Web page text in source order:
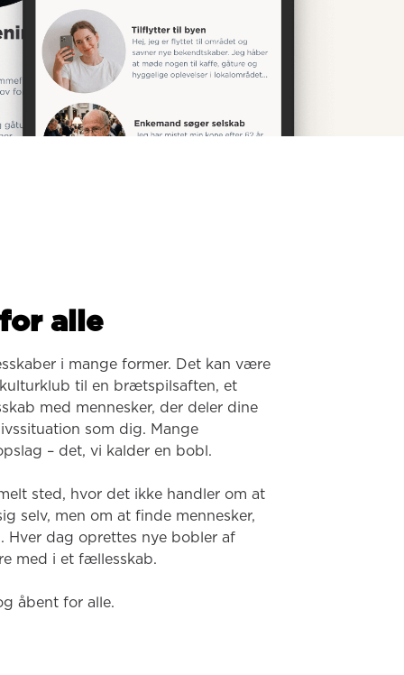
alle
i mange former. Det kan være
til en brætspilsaften, et
med mennesker, der deler dine
som dig. Mange
– det, vi kalder en bobl.
sted, hvor det ikke handler om at
selv, men om at finde mennesker,
dag oprettes nye bobler af
med i et fællesskab.
åbent for alle.